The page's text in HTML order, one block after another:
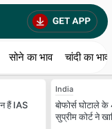
सोने का भाव चांदी का भाव
हैं IAS
India
बोफोर्स घोटाले
सुप्रीम कोर्ट ने